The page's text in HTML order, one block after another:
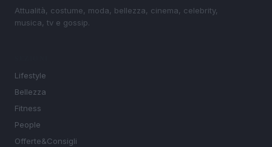
Attualità, costume, moda, bellezza, cinema, celebrity,
musica, tv e gossip.
Lifestyle
Bellezza
Fitness
People
Offerte&Consigli